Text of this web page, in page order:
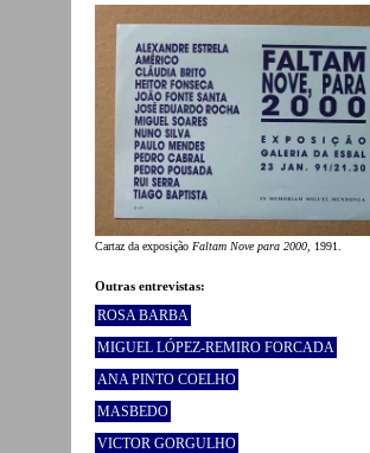
Cartaz da exposição Faltam Nove para 2000 , 1991.
Outras entrevistas:
ROSA BARBA
MIGUEL LÓPEZ-REMIRO FORCADA
ANA PINTO COELHO
MASBEDO
VICTOR GORGULHO